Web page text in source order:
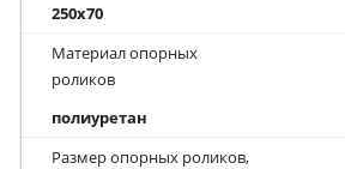
250x70
Материал опорных
роликов
полиуретан
Размер опорных роликов,